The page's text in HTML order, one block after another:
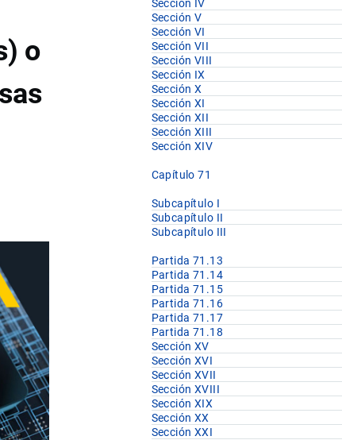
o
Sección IV
Sección V
Sección VI
Sección VII
Sección VIII
Sección IX
Sección X
Sección XI
Sección XII
Sección XIII
Sección XIV
Capítulo 71
Subcapítulo I
Subcapítulo II
Subcapítulo III
Partida 71.13
Partida 71.14
Partida 71.15
Partida 71.16
Partida 71.17
Partida 71.18
Sección XV
Sección XVI
Sección XVII
Sección XVIII
Sección XIX
Sección XX
Sección XXI